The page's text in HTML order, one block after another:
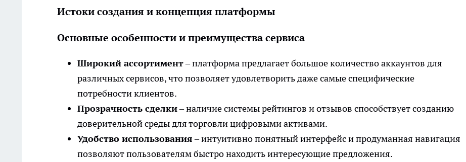
Истоки создания и концепция платформы
Основные особенности и преимущества сервиса
Широкий ассортимент– платформа предлагает большое количество аккаунтов для
различных сервисов, что позволяет удовлетворить даже самые специфические
потребности клиентов.
Прозрачность сделки– наличие системы рейтингов и отзывов способствует созданию
доверительной среды для торговли цифровыми активами.
Удобство использования– интуитивно понятный интерфейс и продуманная навигация
позволяют пользователям быстро находить интересующие предложения.